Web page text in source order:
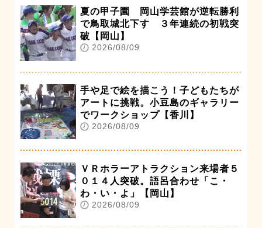
夏の甲子園 岡山学芸館が逆転勝利
で鳥取城北下す ３年連続の初戦突
破【岡山】
2026/08/09
手や足で絵を描こう！子どもたちが
アートに挑戦。小豆島のギャラリー
でワークショップ【香川】
2026/08/09
ＶＲホラーアトラクション来場者５
０１４人突破。語呂合わせ「こ・
わ・い・よ」【岡山】
2026/08/09